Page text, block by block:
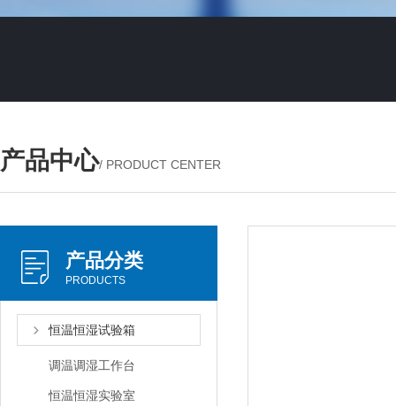
产品中心/ PRODUCT CENTER
产品分类
PRODUCTS
恒温恒湿试验箱
调温调湿工作台
恒温恒湿实验室